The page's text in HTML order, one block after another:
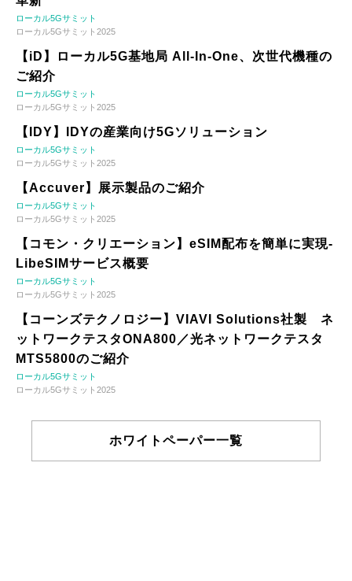
ローカル5Gサミット
ローカル5Gサミット2025
【iD】ローカル5G基地局 All-In-One、次世代機種の
ご紹介
ローカル5Gサミット
ローカル5Gサミット2025
【IDY】IDYの産業向け5Gソリューション
ローカル5Gサミット
ローカル5Gサミット2025
【Accuver】展示製品のご紹介
ローカル5Gサミット
ローカル5Gサミット2025
【コモン・クリエーション】eSIM配布を簡単に実現-
LibeSIMサービス概要
ローカル5Gサミット
ローカル5Gサミット2025
【コーンズテクノロジー】VIAVI Solutions社製 ネ
ットワークテスタONA800／光ネットワークテスタ
MTS5800のご紹介
ローカル5Gサミット
ローカル5Gサミット2025
ホワイトペーパー一覧